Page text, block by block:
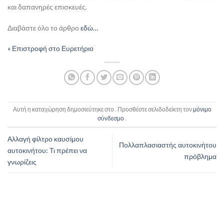
και δαπανηρές επισκευές.
Διαβάστε όλο το άρθρο εδώ…
« Επιστροφή στο Ευρετήριο
Αυτή η καταχώρηση δημοσιεύτηκε στο . Προσθέστε σελιδοδείκτη τονμόνιμο
σύνδεσμο
Αλλαγή φίλτρο καυσίμου
αυτοκινήτου: Τι πρέπει να
γνωρίζεις
Πολλαπλασιαστής αυτοκινήτου
πρόβλημα